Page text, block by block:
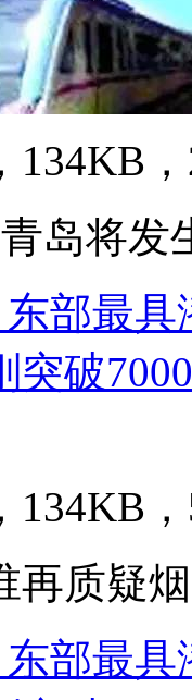
134KB
岛将发
134KB
再质疑